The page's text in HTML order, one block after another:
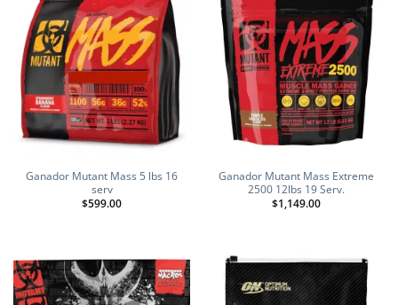
Ganador Mutant Mass 5 lbs 16
serv
$599.00
Ganador Mutant Mass Extreme
2500 12lbs 19 Serv.
$1,149.00